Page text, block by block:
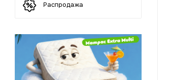
Распродажа